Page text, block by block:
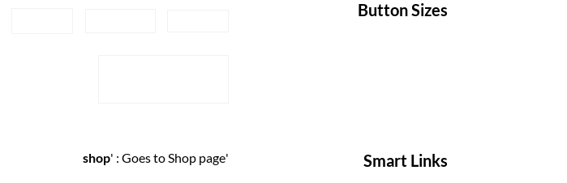
Button Sizes
Smart Links
'
shop' : Goes to Shop page